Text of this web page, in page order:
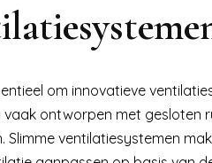
om innovatieve
ontworpen met gesloten
ventilatiesystemen